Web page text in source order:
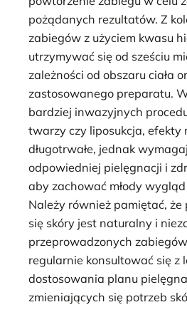
pożądanych rezultatów. Z
zabiegów z użyciem kwasu
utrzymywać się od sześciu
zależności od obszaru ciała
zastosowanego preparatu.
bardziej inwazyjnych
twarzy czy liposukcja, efekty
długotrwałe, jednak
odpowiedniej pielęgnacji i
aby zachować młody wygląd
Należy również pamiętać, że
się skóry jest naturalny i
przeprowadzonych
regularnie konsultować się z
dostosowania planu
zmieniających się potrzeb